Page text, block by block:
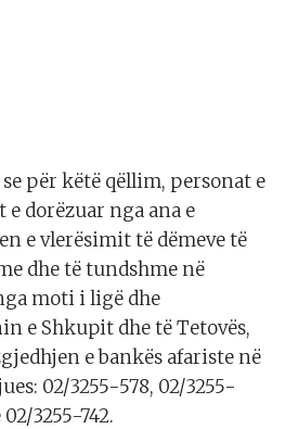
për këtë qëllim, personat e
dorëzuar nga ana e
e vlerësimit të dëmeve të
dhe të tundshme në
moti i ligë dhe
e Shkupit dhe të Tetovës,
e bankës afariste në
02/3255-578, 02/3255-
3255-742.